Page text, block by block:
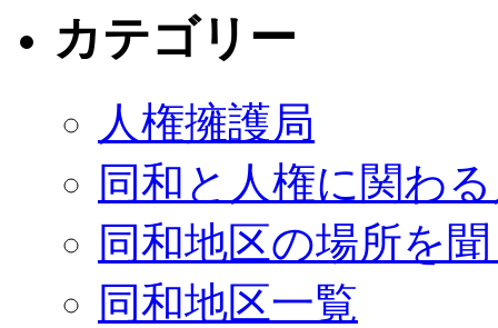
カテゴリー
人権擁護局
同和と人権に関わ
同和地区の場所を
同和地区一覧